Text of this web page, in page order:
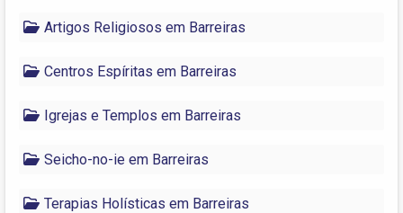
Artigos Religiosos em Barreiras
Centros Espíritas em Barreiras
Igrejas e Templos em Barreiras
Seicho-no-ie em Barreiras
Terapias Holísticas em Barreiras